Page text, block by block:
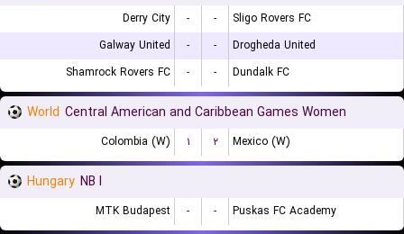
Derry City - -
Sligo Rovers FC
Galway United
- -
Drogheda United
Shamrock Rovers FC
- - Dundalk FC
World Central American and Caribbean Games Women
Colombia (W) ۱ ۲ Mexico (W)
Hungary NB I
MTK Budapest - - Puskas FC Academy